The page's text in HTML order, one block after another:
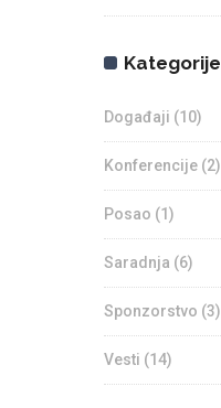
Kategorije
Događaji (10)
Konferencije (2)
Posao (1)
Saradnja (6)
Sponzorstvo (3)
Vesti (14)